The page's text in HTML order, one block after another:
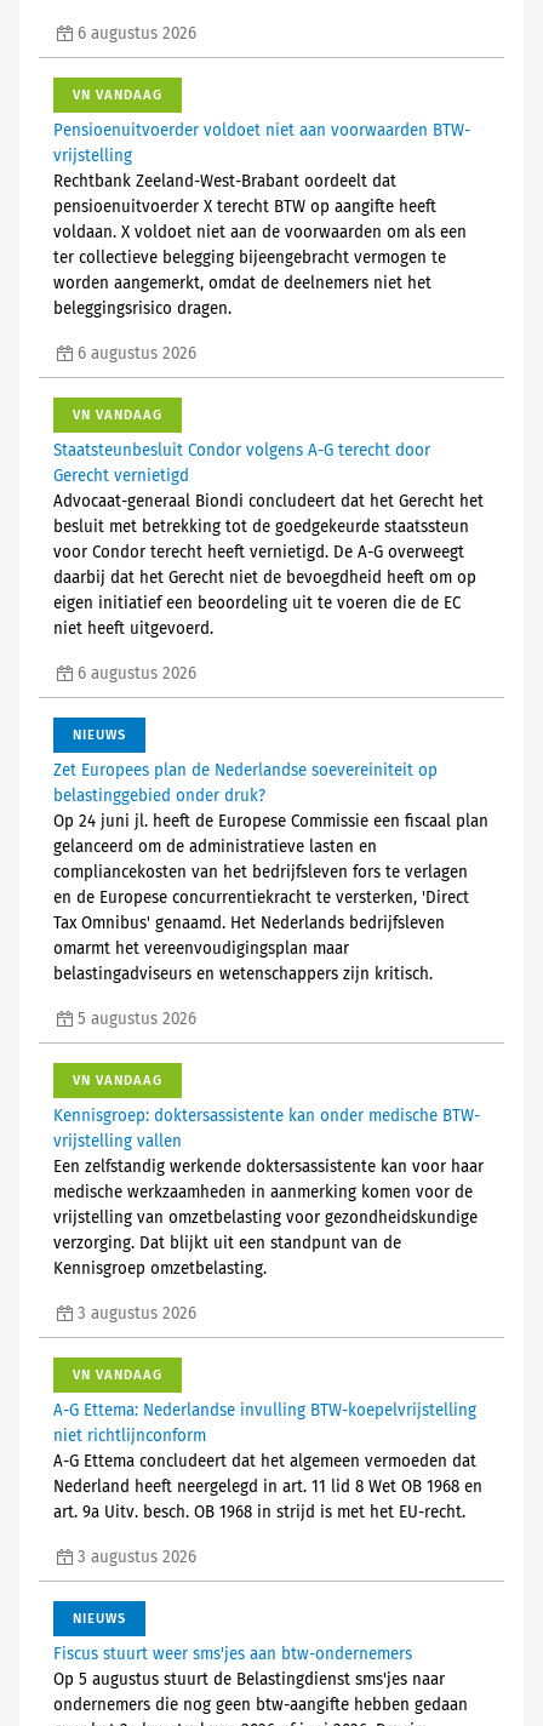
6 augustus 2026
VN VANDAAG
Pensioenuitvoerder voldoet niet aan voorwaarden BTW-
vrijstelling
Rechtbank Zeeland-West-Brabant oordeelt dat
pensioenuitvoerder X terecht BTW op aangifte heeft
voldaan. X voldoet niet aan de voorwaarden om als een
ter collectieve belegging bijeengebracht vermogen te
worden aangemerkt, omdat de deelnemers niet het
beleggingsrisico dragen.
6 augustus 2026
VN VANDAAG
Staatsteunbesluit Condor volgens A-G terecht door
Gerecht vernietigd
Advocaat-generaal Biondi concludeert dat het Gerecht het
besluit met betrekking tot de goedgekeurde staatssteun
voor Condor terecht heeft vernietigd. De A-G overweegt
daarbij dat het Gerecht niet de bevoegdheid heeft om op
eigen initiatief een beoordeling uit te voeren die de EC
niet heeft uitgevoerd.
6 augustus 2026
NIEUWS
Zet Europees plan de Nederlandse soevereiniteit op
belastinggebied onder druk?
Op 24 juni jl. heeft de Europese Commissie een fiscaal plan
gelanceerd om de administratieve lasten en
compliancekosten van het bedrijfsleven fors te verlagen
en de Europese concurrentiekracht te versterken, 'Direct
Tax Omnibus' genaamd. Het Nederlands bedrijfsleven
omarmt het vereenvoudigingsplan maar
belastingadviseurs en wetenschappers zijn kritisch.
5 augustus 2026
VN VANDAAG
Kennisgroep: doktersassistente kan onder medische BTW-
vrijstelling vallen
Een zelfstandig werkende doktersassistente kan voor haar
medische werkzaamheden in aanmerking komen voor de
vrijstelling van omzetbelasting voor gezondheidskundige
verzorging. Dat blijkt uit een standpunt van de
Kennisgroep omzetbelasting.
3 augustus 2026
VN VANDAAG
A-G Ettema: Nederlandse invulling BTW-koepelvrijstelling
niet richtlijnconform
A-G Ettema concludeert dat het algemeen vermoeden dat
Nederland heeft neergelegd in art. 11 lid 8 Wet OB 1968 en
art. 9a Uitv. besch. OB 1968 in strijd is met het EU-recht.
3 augustus 2026
NIEUWS
Fiscus stuurt weer sms'jes aan btw-ondernemers
Op 5 augustus stuurt de Belastingdienst sms'jes naar
ondernemers die nog geen btw-aangifte hebben gedaan